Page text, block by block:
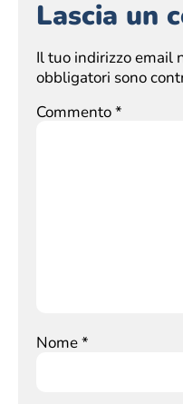
Lascia un
Il tuo indirizzo email
obbligatori sono
Commento*
Nome*